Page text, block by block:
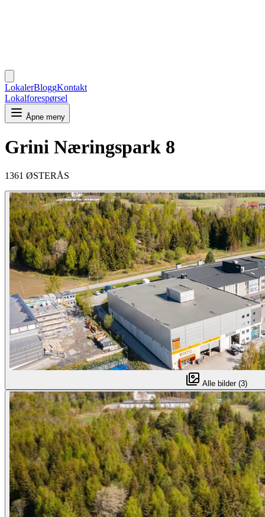
LokalerBloggKontakt
Lokalforespørsel
Åpne meny
Grini Næringspark 8
1361 ØSTERÅS
Alle bilder (3)